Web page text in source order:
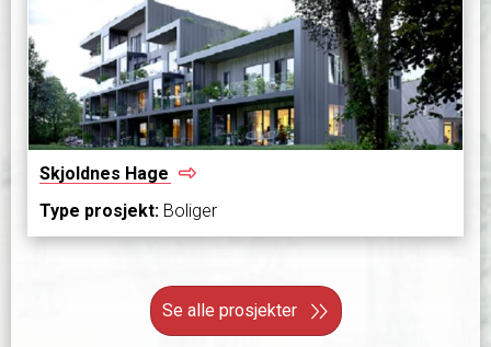
Skjoldnes Hage
Type prosjekt: Boliger
Se alle prosjekter